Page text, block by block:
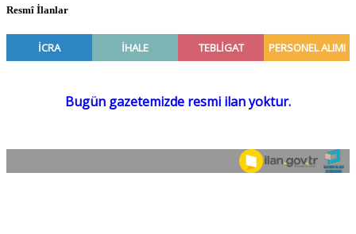
Resmî İlanlar